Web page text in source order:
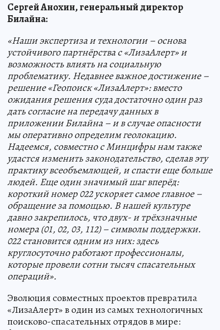
Сергей Анохин, генеральный директор
Билайна:
«Наши экспертиза и технологии – основа
устойчивого партнёрства с «ЛизаАлерт» и
возможность влиять на социальную
проблематику. Недавнее важное достижение –
решение «Геопоиск «ЛизаАлерт»: вместо
ожидания решения суда достаточно один раз
дать согласие на передачу данных в
приложении Билайна – и в случае опасности
мы оперативно определим геолокацию.
Надеемся, совместно с Минцифры нам также
удастся изменить законодательство, сделав эту
практику всеобъемлющей, и спасти еще больше
людей. Еще один значимый шаг вперёд:
короткий номер 022 ускоряет самое главное –
обращение за помощью. В нашей культуре
давно закрепилось, что двух- и трёхзначные
номера (01, 02, 03, 112) – символы поддержки.
022 становится одним из них: здесь
круглосуточно работают профессионалы,
которые провели сотни тысяч спасательных
операций».
Эволюция совместных проектов превратила
«ЛизаАлерт» в один из самых технологичных
поисково-спасательных отрядов в мире: